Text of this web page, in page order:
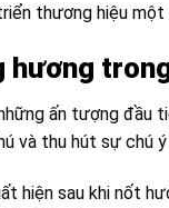
thương hiệu một
hương
ấn tượng đầu
và thu hút sự chú ý
hiện sau khi nốt